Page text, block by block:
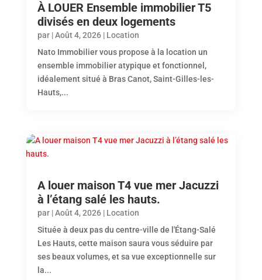
À LOUER Ensemble immobilier T5
divisés en deux logements
par |Août 4, 2026| Location
Nato Immobilier vous propose à la location un
ensemble immobilier atypique et fonctionnel,
idéalement situé à Bras Canot, Saint-Gilles-les-
Hauts,...
A louer maison T4 vue mer Jacuzzi
à l’étang salé les hauts.
par |Août 4, 2026| Location
Située à deux pas du centre-ville de l'Étang-Salé
Les Hauts, cette maison saura vous séduire par
ses beaux volumes, et sa vue exceptionnelle sur
la...